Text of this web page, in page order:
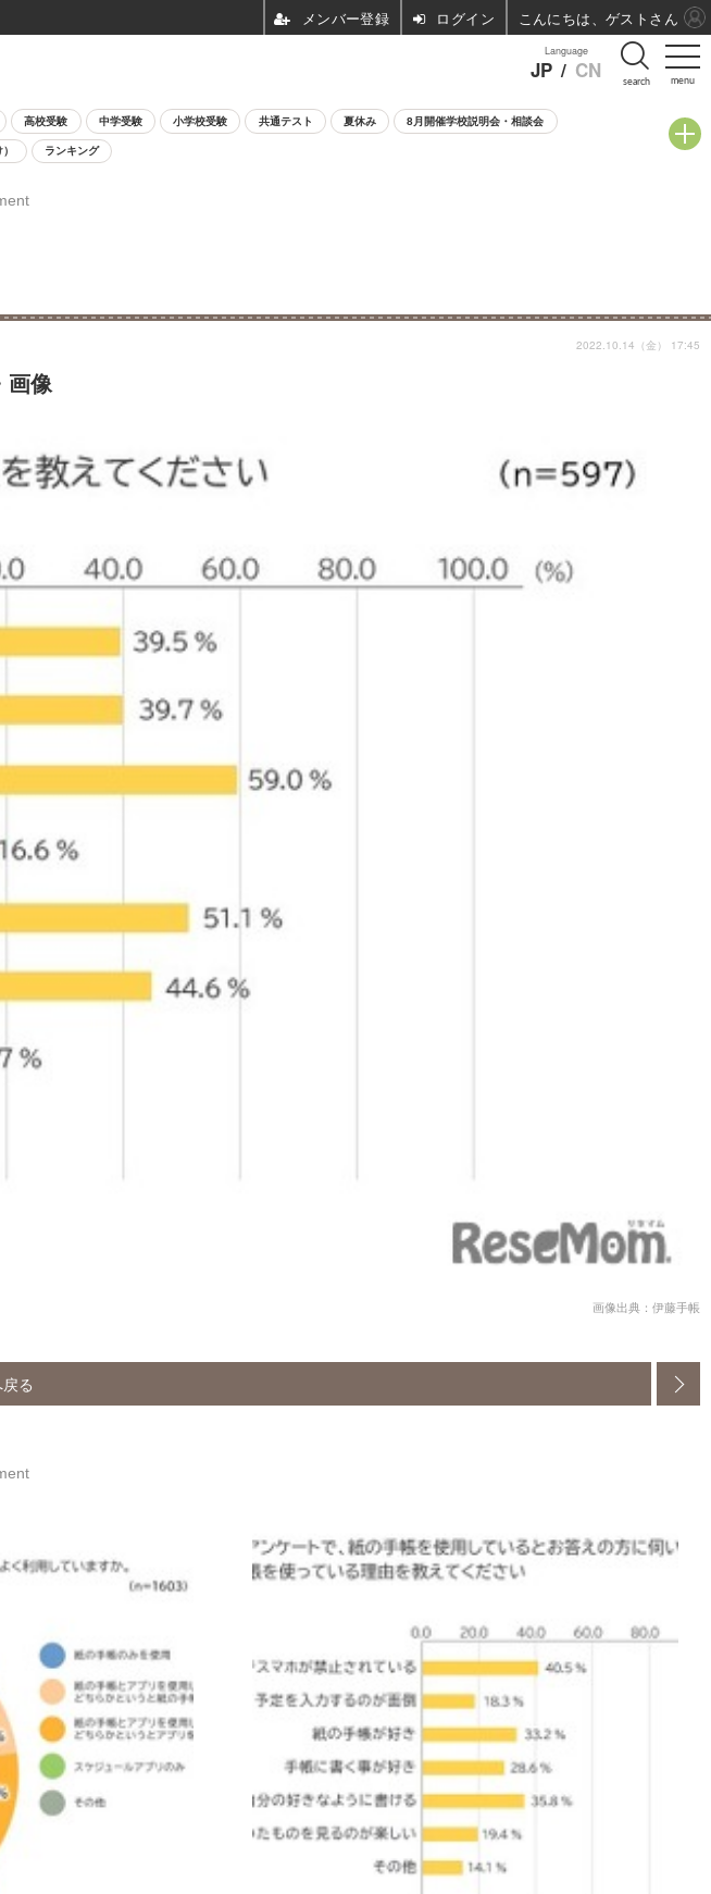
menu
Language
JP / CN search
高校受験 中学受験 小学校受験 共通テスト 夏休み 8月開催学校説明会・相談会
ランキング
画像
2022.10.14（金） 17:45
画像出典：伊藤手帳
る
ログイン こんにちは、ゲストさん